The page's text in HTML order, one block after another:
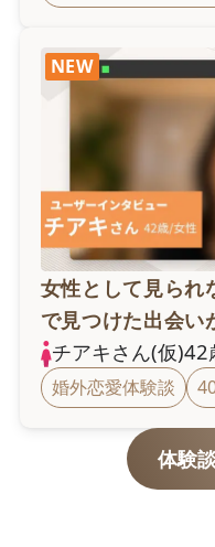
女性として見られ
で見つけた出会い
チアキさん(仮)42
婚外恋愛体験談
NEW
体験